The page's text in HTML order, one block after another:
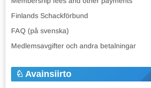
Finlands Schackförbund
FAQ (på svenska)
Medlemsavgifter och andra betalningar
Avainsiirto